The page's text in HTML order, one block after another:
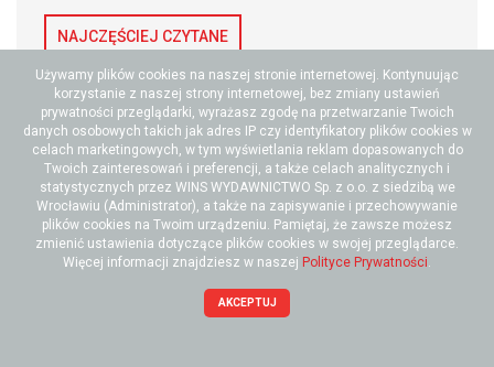
NAJCZĘŚCIEJ CZYTANE
Hashtag - ważne symbol w
komunikacji internetowej
Opłaty dodatkowe w
leasingu a KUP
Używamy plików cookies na naszej stronie internetowej. Kontynuując
korzystanie z naszej strony internetowej, bez zmiany ustawień
prywatności przeglądarki, wyrażasz zgodę na przetwarzanie Twoich
danych osobowych takich jak adres IP czy identyfikatory plików cookies w
celach marketingowych, w tym wyświetlania reklam dopasowanych do
Twoich zainteresowań i preferencji, a także celach analitycznych i
statystycznych przez WINS WYDAWNICTWO Sp. z o.o. z siedzibą we
Wrocławiu (Administrator), a także na zapisywanie i przechowywanie
plików cookies na Twoim urządzeniu. Pamiętaj, że zawsze możesz
zmienić ustawienia dotyczące plików cookies w swojej przeglądarce.
Więcej informacji znajdziesz w naszej Polityce Prywatności.
AKCEPTUJ